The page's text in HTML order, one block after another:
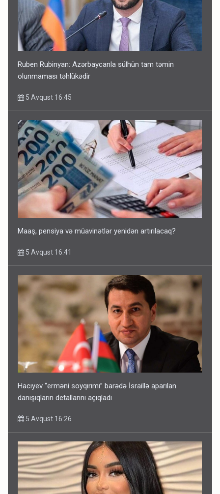
Ruben Rubinyan: Azərbaycanla sülhün tam təmin
olunmaması təhlükədir
5 Avqust 16:45
Maaş, pensiya və müavinətlər yenidən artırılacaq?
5 Avqust 16:41
Hacıyev “erməni soyqırımı” barədə İsraillə aparılan
danışıqların detallarını açıqladı
5 Avqust 16:26